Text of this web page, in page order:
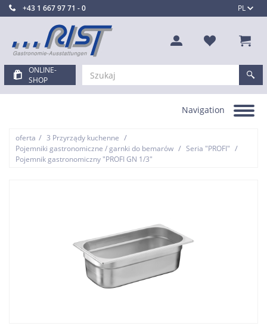
PL
+43 1 667 97 71 - 0
ONLINE-
SHOP
Toggle
Navigation
oferta / 3 Przyrządy kuchenne /
Pojemniki gastronomiczne / garnki do bemarów / Seria "PROFI" /
Pojemnik gastronomiczny "PROFI GN 1/3"